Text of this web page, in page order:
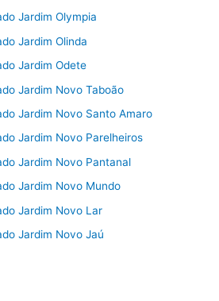
Jardim Olympia
Jardim Olinda
Jardim Odete
Jardim Novo Taboão
Jardim Novo Santo Amaro
Jardim Novo Parelheiros
Jardim Novo Pantanal
Jardim Novo Mundo
Jardim Novo Lar
Jardim Novo Jaú